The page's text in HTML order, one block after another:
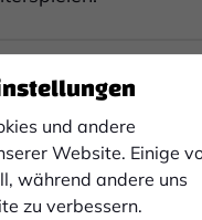
und andere
Website. Einige
während andere uns
zu verbessern.
spielt den